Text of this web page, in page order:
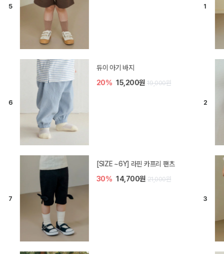
듀이 아기 바지
20% 15,200원 19,000원
[SIZE ~6Y] 라핀 카프리 팬츠
30% 14,700원 21,000원